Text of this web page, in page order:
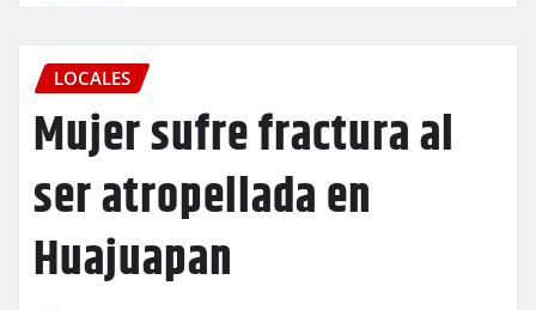
LOCALES
Mujer sufre fractura al
ser atropellada en
Huajuapan